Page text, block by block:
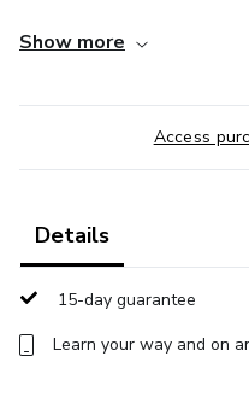
Este produto está em
fins educacionais e de
Show more
Access
Details
15-day guarantee
Learn your way and on